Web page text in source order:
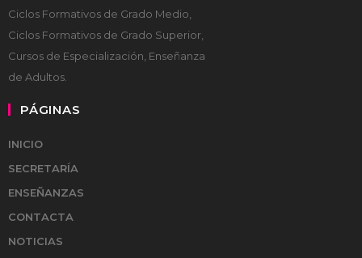
Ciclos Formativos de Grado Medio,
Ciclos Formativos de Grado Superior,
Cursos de Especialización, Enseñanza
de Adultos.
PÁGINAS
INICIO
SECRETARÍA
ENSEÑANZAS
CONTACTA
NOTICIAS